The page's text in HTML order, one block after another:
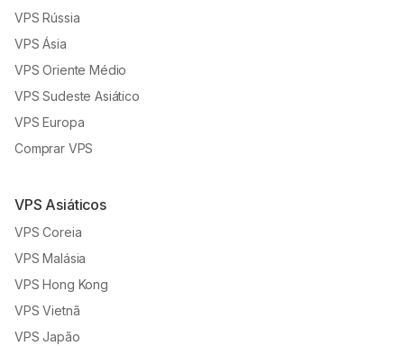
VPS Rússia
VPS Ásia
VPS Oriente Médio
VPS Sudeste Asiático
VPS Europa
Comprar VPS
VPS Asiáticos
VPS Coreia
VPS Malásia
VPS Hong Kong
VPS Vietnã
VPS Japão